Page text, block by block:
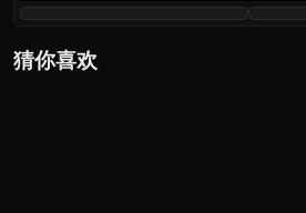
猜你喜欢